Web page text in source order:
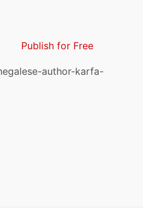
Publish for Free
author-karfa-